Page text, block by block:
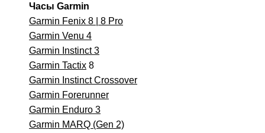
Часы Garmin
Garmin Fenix 8 | 8 Pro
Garmin Venu 4
Garmin Instinct 3
Garmin Tactix 8
Garmin Instinct Crossover
Garmin Forerunner
Garmin Enduro 3
Garmin MARQ (Gen 2)